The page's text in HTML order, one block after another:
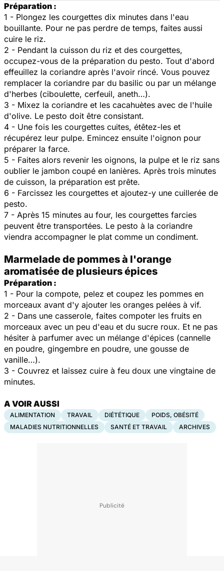
Préparation :
1 - Plongez les courgettes dix minutes dans l'eau
bouillante. Pour ne pas perdre de temps, faites aussi
cuire le riz.
2 - Pendant la cuisson du riz et des courgettes,
occupez-vous de la préparation du pesto. Tout d'abord
effeuillez la coriandre après l'avoir rincé. Vous pouvez
remplacer la coriandre par du basilic ou par un mélange
d'herbes (ciboulette, cerfeuil, aneth…).
3 - Mixez la coriandre et les cacahuètes avec de l'huile
d'olive. Le pesto doit être consistant.
4 - Une fois les courgettes cuites, étêtez-les et
récupérez leur pulpe. Emincez ensuite l'oignon pour
préparer la farce.
5 - Faites alors revenir les oignons, la pulpe et le riz sans
oublier le jambon coupé en lanières. Après trois minutes
de cuisson, la préparation est prête.
6 - Farcissez les courgettes et ajoutez-y une cuillerée de
pesto.
7 - Après 15 minutes au four, les courgettes farcies
peuvent être transportées. Le pesto à la coriandre
viendra accompagner le plat comme un condiment.
Marmelade de pommes à l'orange
aromatisée de plusieurs épices
Préparation :
1 - Pour la compote, pelez et coupez les pommes en
morceaux avant d'y ajouter les oranges pelées à vif.
2 - Dans une casserole, faites compoter les fruits en
morceaux avec un peu d'eau et du sucre roux. Et ne pas
hésiter à parfumer avec un mélange d'épices (cannelle
en poudre, gingembre en poudre, une gousse de
vanille…).
3 - Couvrez et laissez cuire à feu doux une vingtaine de
minutes.
A VOIR AUSSI
ALIMENTATION TRAVAIL DIÉTÉTIQUE
POIDS, OBÉSITÉ
MALADIES NUTRITIONNELLES
SANTÉ ET TRAVAIL ARCHIVES